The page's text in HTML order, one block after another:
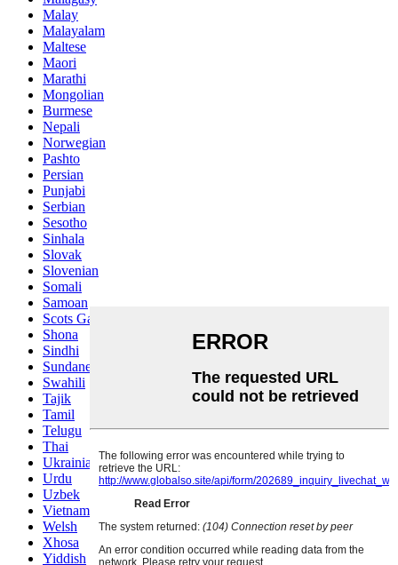
Malay
Malayalam
Maltese
Maori
Marathi
Mongolian
Burmese
Nepali
Norwegian
Pashto
Persian
Punjabi
Serbian
Sesotho
Sinhala
Slovak
Slovenian
Somali
Samoan
Scots Gaelic
Shona
Sindhi
Sundanese
Swahili
Tajik
Tamil
Telugu
Thai
Ukrainian
Urdu
Uzbek
Vietnamese
Welsh
Xhosa
Yiddish